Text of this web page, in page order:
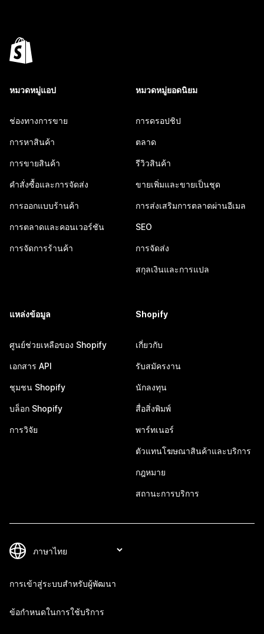
หมวดหมู่แอป
ช่องทางการขาย
การหาสินค้า
การขายสินค้า
คำสั่งซื้อและการจัดส่ง
การออกแบบร้านค้า
การตลาดและคอนเวอร์ชัน
การจัดการร้านค้า
หมวดหมู่ยอดนิยม
การดรอปชิป
ตลาด
รีวิวสินค้า
ขายเพิ่มและขายเป็นชุด
การส่งเสริมการตลาดผ่านอีเมล
SEO
การจัดส่ง
สกุลเงินและการแปล
แหล่งข้อมูล
ศูนย์ช่วยเหลือของ Shopify
เอกสาร API
ชุมชน Shopify
บล็อก Shopify
การวิจัย
Shopify
เกี่ยวกับ
รับสมัครงาน
นักลงทุน
สื่อสิ่งพิมพ์
พาร์ทเนอร์
ตัวแทนโฆษณาสินค้าและบริการ
กฎหมาย
สถานะการบริการ
การเข้าสู่ระบบสำหรับผู้พัฒนา
ข้อกำหนดในการใช้บริการ